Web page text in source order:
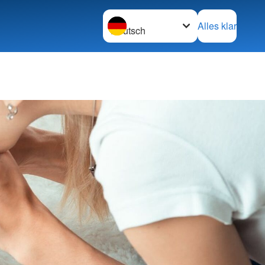
Sprache wechseln zu
Alles klar
& KiTas